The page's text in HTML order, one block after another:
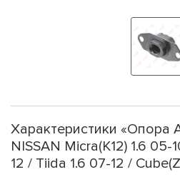
Характеристики «Опора
NISSAN Micra(K12) 1.6 05-
12 / Tiida 1.6 07-12 /